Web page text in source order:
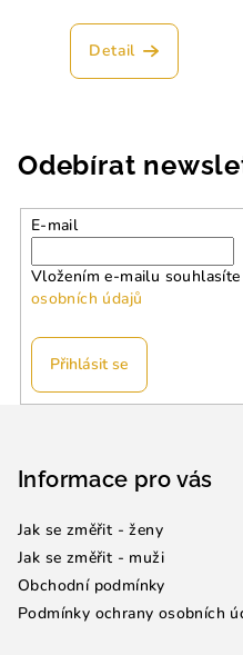
Detail
Odebírat
E-mail
Vložením e-mailu souhlasíte
osobních údajů
Přihlásit se
Informace pro vás
Jak se změřit - ženy
Jak se změřit - muži
Obchodní podmínky
Podmínky ochrany osobních